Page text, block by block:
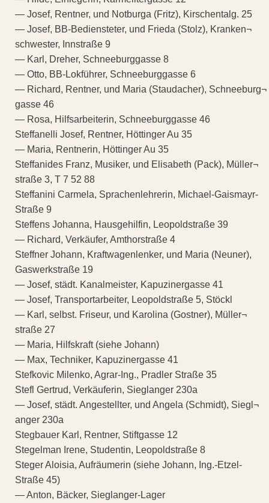
— Josef, Rentner, und Notburga (Fritz), Kirschentalg. 25
— Josef, BB-Bediensteter, und Frieda (Stolz), Kranken¬
schwester, Innstraße 9
— Karl, Dreher, Schneeburggasse 8
— Otto, BB-Lokführer, Schneeburggasse 6
— Richard, Rentner, und Maria (Staudacher), Schneeburg¬
gasse 46
— Rosa, Hilfsarbeiterin, Schneeburggasse 46
Steffanelli Josef, Rentner, Höttinger Au 35
— Maria, Rentnerin, Höttinger Au 35
Steffanides Franz, Musiker, und Elisabeth (Pack), Müller¬
straße 3, T 7 52 88
Steffanini Carmela, Sprachenlehrerin, Michael-Gaismayr-
Straße 9
Steffens Johanna, Hausgehilfin, Leopoldstraße 39
— Richard, Verkäufer, Amthorstraße 4
Steffner Johann, Kraftwagenlenker, und Maria (Neuner),
Gaswerkstraße 19
— Josef, städt. Kanalmeister, Kapuzinergasse 41
— Josef, Transportarbeiter, Leopoldstraße 5, Stöckl
— Karl, selbst. Friseur, und Karolina (Gostner), Müller¬
straße 27
— Maria, Hilfskraft (siehe Johann)
— Max, Techniker, Kapuzinergasse 41
Stefkovic Milenko, Agrar-Ing., Pradler Straße 35
Stefl Gertrud, Verkäuferin, Sieglanger 230a
— Josef, städt. Angestellter, und Angela (Schmidt), Siegl¬
anger 230a
Stegbauer Karl, Rentner, Stiftgasse 12
Stegelman Irene, Studentin, Leopoldstraße 8
Steger Aloisia, Aufräumerin (siehe Johann, Ing.-Etzel-
Straße 45)
— Anton, Bäcker, Sieglanger-Lager